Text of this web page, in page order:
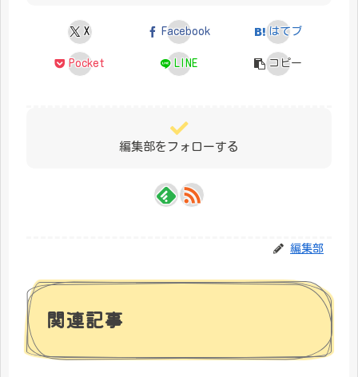
X Facebook はてブ
Pocket LINE コピー
編集部をフォローする
編集部
関連記事